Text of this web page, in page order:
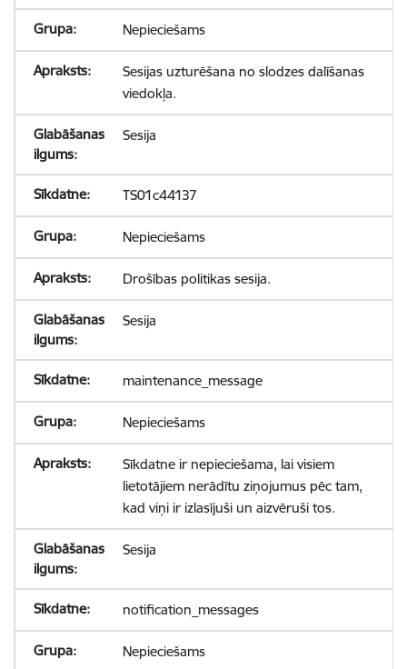
Nepieciešams
Sesijas uzturēšana no slodzes dalīšanas
viedokļa.
Sesija
TS01c44137
Nepieciešams
Drošības politikas sesija.
Sesija
maintenance_message
Nepieciešams
Sīkdatne ir nepieciešama, lai visiem
lietotājiem nerādītu ziņojumus pēc tam,
kad viņi ir izlasījuši un aizvēruši tos.
Sesija
notification_messages
Nepieciešams